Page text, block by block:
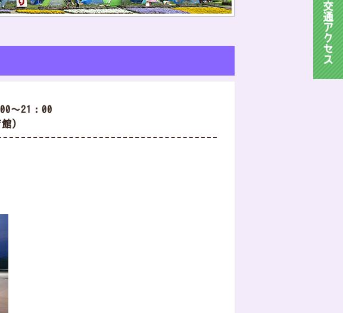
交
通
ア
ク
セ
ス
～21：00
）